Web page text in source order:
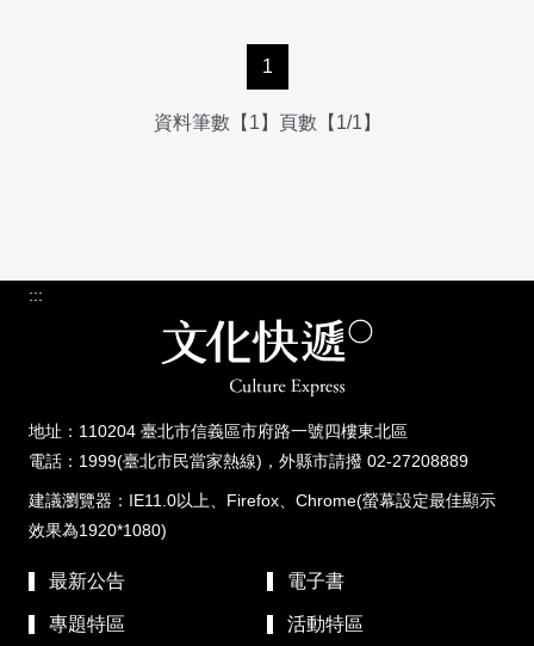
1
資料筆數【1】頁數【1/1】
:::
地址：110204 臺北市信義區市府路一號四樓東北區
電話：1999(臺北市民當家熱線)，外縣市請撥 02-27208889
建議瀏覽器：IE11.0以上、Firefox、Chrome(螢幕設定最佳顯示
效果為1920*1080)
最新公告 電子書
專題特區 活動特區